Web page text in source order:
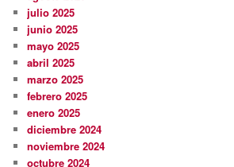
julio 2025
junio 2025
mayo 2025
abril 2025
marzo 2025
febrero 2025
enero 2025
diciembre 2024
noviembre 2024
octubre 2024